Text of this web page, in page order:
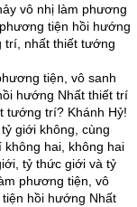
vô nhị làm phương
tiện hồi hướng
trí, nhất thiết tướng
tiện, vô sanh
hướng Nhất thiết trí
tướng trí? Khánh Hỷ!
giới không, cùng
hai, không hai
tỷ thức giới và tỷ
phương tiện, vô
hồi hướng Nhất